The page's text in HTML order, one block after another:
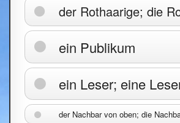
der Rothaarige; die
ein Publikum
ein Leser; eine
der Nachbar von oben; die